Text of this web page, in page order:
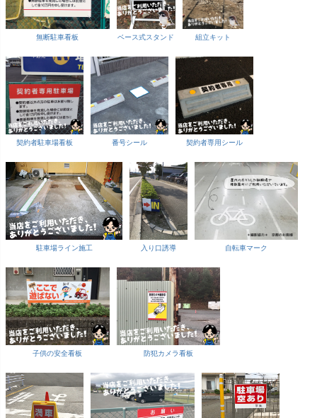
無断駐車看板 ベース式スタンド 組立キット
契約者駐車場看板 番号シール 契約者専用シール
駐車場ライン施工 入り口誘導 自転車マーク
子供の安全看板 防犯カメラ看板